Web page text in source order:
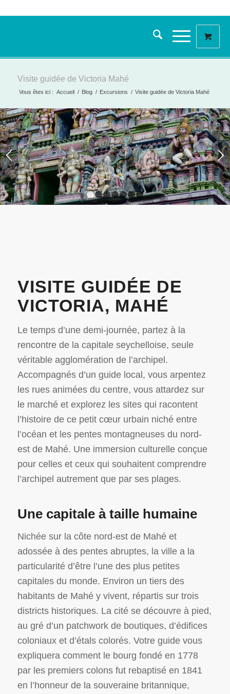
Visite guidée de Victoria Mahé
Vous êtes ici : Accueil / Blog / Excursions / Visite guidée de Victoria Mahé
1 2 3 4 5 6 7
VISITE GUIDÉE DE
VICTORIA, MAHÉ
Le temps d’une demi-journée, partez à la
rencontre de la capitale seychelloise, seule
véritable agglomération de l’archipel.
Accompagnés d’un guide local, vous arpentez
les rues animées du centre, vous attardez sur
le marché et explorez les sites qui racontent
l’histoire de ce petit cœur urbain niché entre
l’océan et les pentes montagneuses du nord-
est de Mahé. Une immersion culturelle conçue
pour celles et ceux qui souhaitent comprendre
l’archipel autrement que par ses plages.
Une capitale à taille humaine
Nichée sur la côte nord-est de Mahé et
adossée à des pentes abruptes, la ville a la
particularité d’être l’une des plus petites
capitales du monde. Environ un tiers des
habitants de Mahé y vivent, répartis sur trois
districts historiques. La cité se découvre à pied,
au gré d’un patchwork de boutiques, d’édifices
coloniaux et d’étals colorés. Votre guide vous
expliquera comment le bourg fondé en 1778
par les premiers colons fut rebaptisé en 1841
en l’honneur de la souveraine britannique,